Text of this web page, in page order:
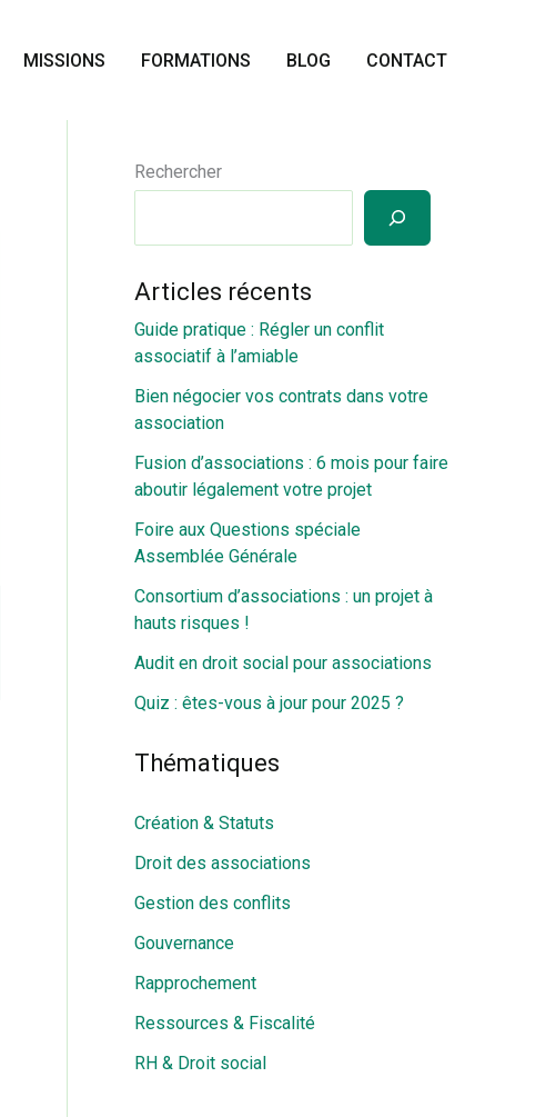
MISSIONS FORMATIONS BLOG
CONTACT
Rechercher
Articles récents
Guide pratique : Régler un conflit
associatif à l’amiable
Bien négocier vos contrats dans votre
association
Fusion d’associations : 6 mois pour faire
aboutir légalement votre projet
Foire aux Questions spéciale
Assemblée Générale
Consortium d’associations : un projet à
hauts risques !
Audit en droit social pour associations
Quiz : êtes-vous à jour pour 2025 ?
Thématiques
Création & Statuts
Droit des associations
Gestion des conflits
Gouvernance
Rapprochement
Ressources & Fiscalité
RH & Droit social